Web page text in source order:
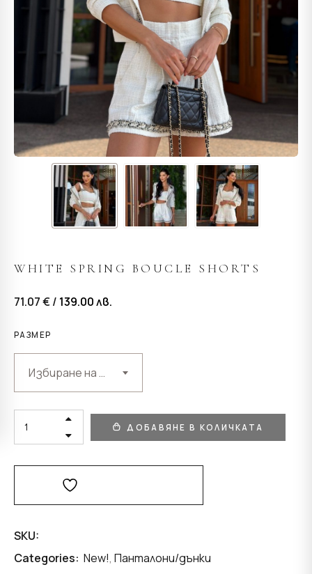
WHITE SPRING BOUCLE SHORTS
71.07 € / 139.00лв.
РАЗМЕР
Избиране на възможност
SPRING
QUANTITY
ДОБАВЯНЕ В КОЛИЧКАТА
SKU:
Categories: New!, Панталони/дънки